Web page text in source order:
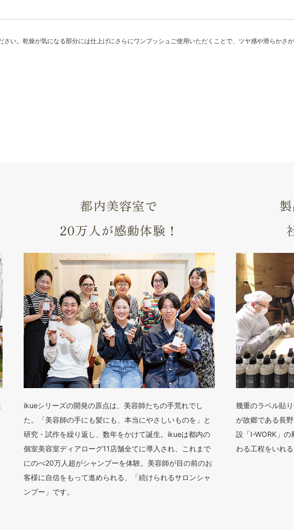
い。乾燥が気になる部分には仕上げにさらにワンプッシュご使用いただくことで、ツヤ感や滑らかさ
都内美容室で
20万人が感動体験！
ikueシリーズの開発の原点は、美容師たちの手荒れでし
た。「美容師の手にも髪にも、本当にやさしいものを」と
研究・試作を繰り返し、数年をかけて誕生。ikueは都内の
個室美容室ディアローグ11店舗全てに導入され、これまで
にのべ20万人超がシャンプーを体験。美容師が目の前のお
客様に自信をもって進められる、「続けられるサロンシャ
ンプー」です。
幾重のラベル貼
が故郷である長
設「I-WORK」
わる工程をいれ